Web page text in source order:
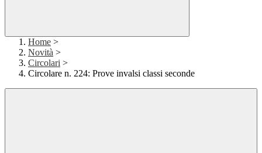
Home >
Novità >
Circolari >
Circolare n. 224: Prove invalsi classi seconde